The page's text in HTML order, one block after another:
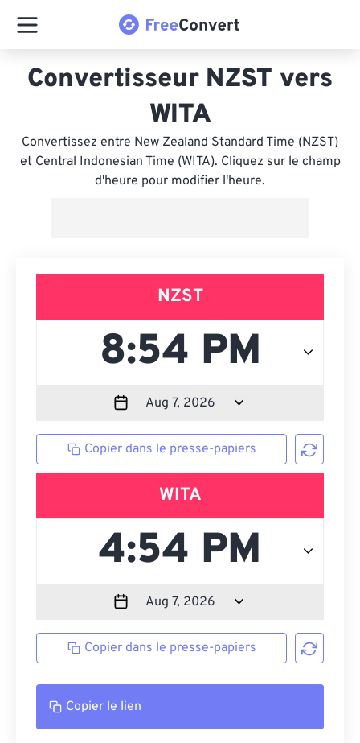
Convertisseur NZST vers
WITA
Convertissez entre New Zealand Standard Time (NZST)
et Central Indonesian Time (WITA). Cliquez sur le champ
d'heure pour modifier l'heure.
NZST
Copier dans le presse-papiers
WITA
Copier dans le presse-papiers
Copier le lien